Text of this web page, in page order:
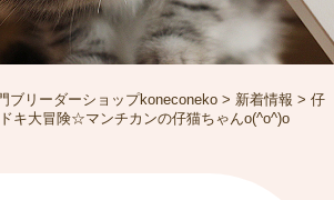
ブリーダーショップkoneconeko > 新着情報 >仔
キ大冒険☆マンチカンの仔猫ちゃんo(^o^)o